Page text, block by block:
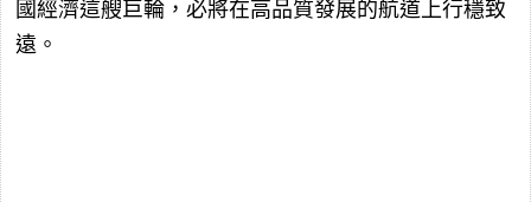
國經濟這艘巨輪，必將在高品質發展的航道上行穩致
遠。